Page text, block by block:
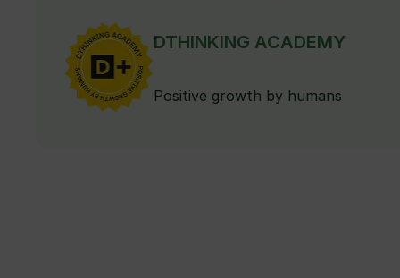
DTHINKING ACADEMY
Positive growth by humans